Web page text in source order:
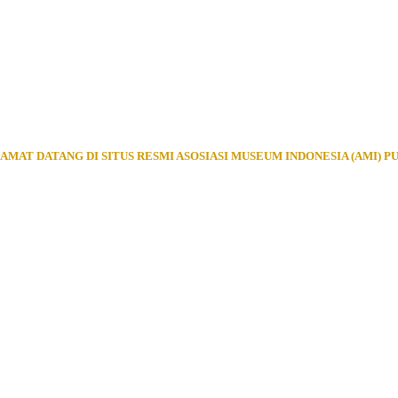
DATANG DI SITUS RESMI ASOSIASI MUSEUM INDONESIA (AMI)